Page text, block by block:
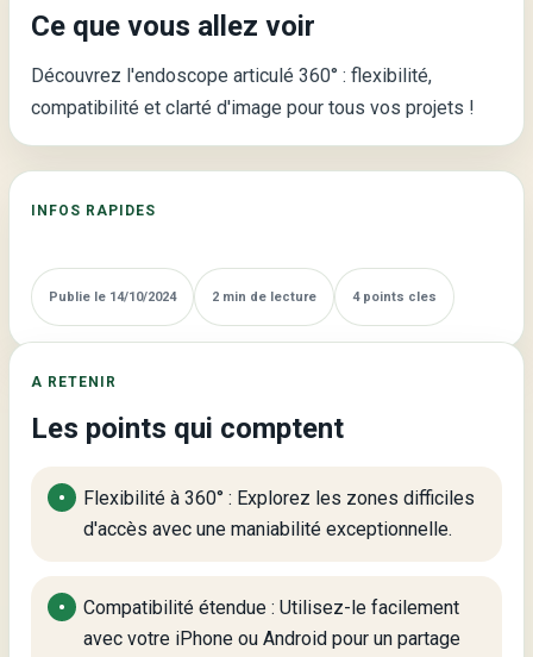
Articulé
–
Caméra
directionnelle
Ce que vous allez voir
Découvrez l'endoscope articulé 360° : flexibilité,
compatibilité et clarté d'image pour tous vos projets !
INFOS RAPIDES
Publie le 14/10/2024 2 min de lecture 4 points cles
A RETENIR
Les points qui comptent
Flexibilité à 360° : Explorez les zones difficiles
d'accès avec une maniabilité exceptionnelle.
Compatibilité étendue : Utilisez-le facilement
avec votre iPhone ou Android pour un partage